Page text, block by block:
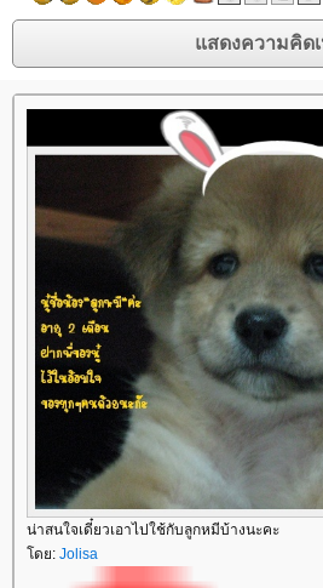
น่าสนใจเดี๋ยวเอาไปใช้กับลูกหมีบ้างนะคะ
ดย: Jolisa